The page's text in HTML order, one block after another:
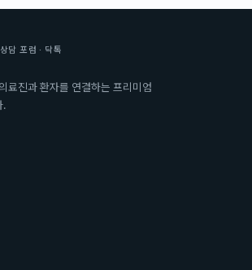
담 포럼 · 닥톡
료진과 환자를 연결하는 프리미엄
.